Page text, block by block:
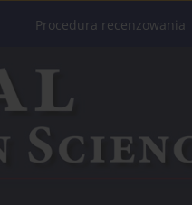
Procedura recenzowania